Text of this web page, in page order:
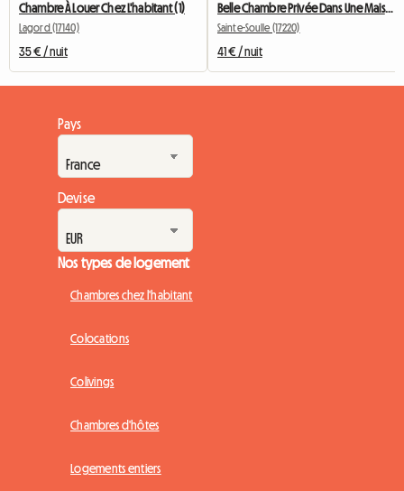
Chambre À Louer Chez L'habitant (1)
Lagord (17140)
35 € / nuit
Belle Chambre Privée Dans Une Maison Neuve
Sainte-Soulle (17220)
41 € / nuit
Pays
Devise
Nos types de logement
Chambres chez l'habitant
Colocations
Colivings
Chambres d'hôtes
Logements entiers